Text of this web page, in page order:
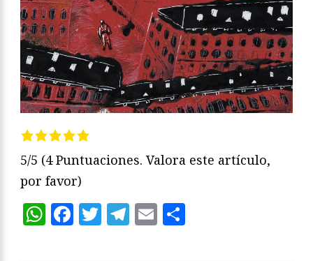
5/5 (4 Puntuaciones. Valora este artículo,
por favor)
WhatsApp
Facebook
Twitter
Telegram
Email